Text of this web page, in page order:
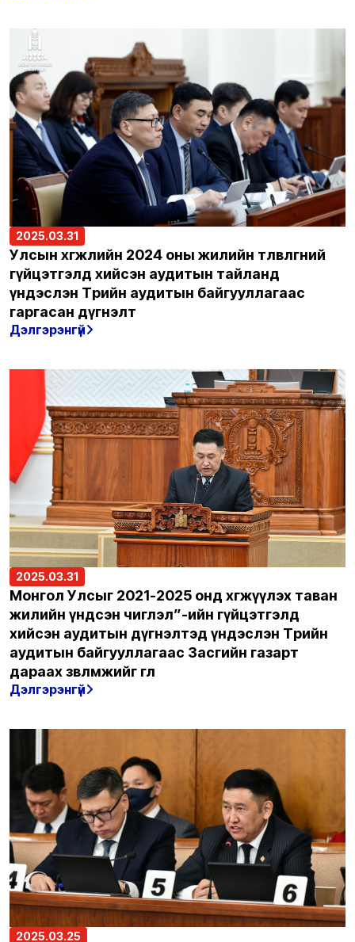
2025.03.31
Улсын хөгжлийн 2024 оны жилийн төлөвлөгөөний
гүйцэтгэлд хийсэн аудитын тайланд
үндэслэн Төрийн аудитын байгууллагаас
гаргасан дүгнэлт
Дэлгэрэнгүй
2025.03.31
Монгол Улсыг 2021-2025 онд хөгжүүлэх таван
жилийн үндсэн чиглэл”-ийн гүйцэтгэлд
хийсэн аудитын дүгнэлтэд үндэслэн Төрийн
аудитын байгууллагаас Засгийн газарт
дараах зөвлөмжийг өглөө
Дэлгэрэнгүй
2025.03.25